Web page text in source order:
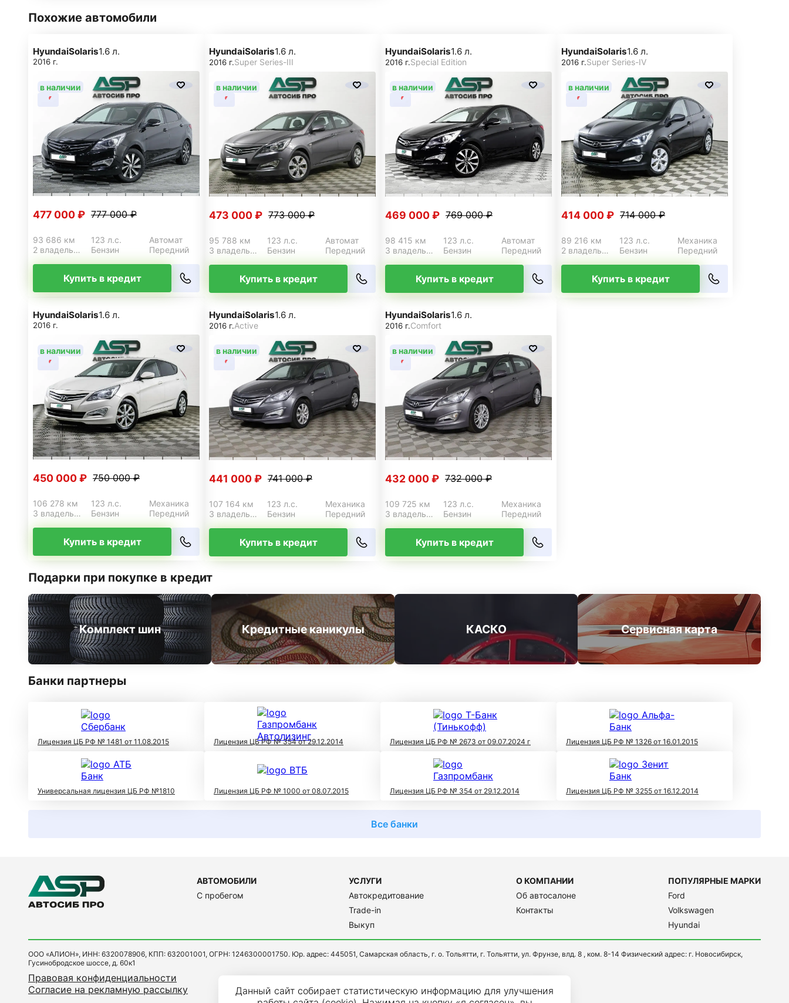
Похожие автомобили
в наличии
HyundaiSolaris1.6 л.
2016 г.
477 000 ₽ 777 000 ₽
93 686 км 123 л.с.
Автомат
2 владельца
Бензин Передний
Купить в кредит
в наличии
HyundaiSolaris1.6 л.
2016 г.Super Series-III
473 000 ₽ 773 000 ₽
95 788 км 123 л.с.
Автомат
3 владельца
Бензин Передний
Купить в кредит
в наличии
HyundaiSolaris1.6 л.
2016 г.Special Edition
469 000 ₽ 769 000 ₽
98 415 км 123 л.с.
Автомат
3 владельца
Бензин Передний
Купить в кредит
в наличии
HyundaiSolaris1.6 л.
2016 г.Super Series-IV
414 000 ₽ 714 000 ₽
89 216 км 123 л.с.
Механика
2 владельца
Бензин Передний
Купить в кредит
в наличии
HyundaiSolaris1.6 л.
2016 г.
450 000 ₽ 750 000 ₽
106 278 км 123 л.с.
Механика
3 владельца
Бензин Передний
Купить в кредит
в наличии
HyundaiSolaris1.6 л.
2016 г.Active
441 000 ₽ 741 000 ₽
107 164 км 123 л.с.
Механика
3 владельца
Бензин Передний
Купить в кредит
в наличии
HyundaiSolaris1.6 л.
2016 г.Comfort
432 000 ₽ 732 000 ₽
109 725 км 123 л.с.
Механика
3 владельца
Бензин Передний
Купить в кредит
Подарки при покупке в кредит
Комплект шин Кредитные каникулы КАСКО Сервисная карта
Банки партнеры
Лицензия ЦБ РФ № 1481 от 11.08.2015 Лицензия ЦБ РФ № 354 от 29.12.2014 Лицензия ЦБ РФ № 2673 от 09.07.2024 г Лицензия ЦБ РФ № 1326 от 16.01.2015
Универсальная лицензия ЦБ РФ №1810 Лицензия ЦБ РФ № 1000 от 08.07.2015 Лицензия ЦБ РФ № 354 от 29.12.2014 Лицензия ЦБ РФ № 3255 от 16.12.2014
Все банки
АВТОМОБИЛИ
C пробегом
УСЛУГИ
Автокредитование
Trade-in
Выкуп
О КОМПАНИИ
Об автосалоне
Контакты
ПОПУЛЯРНЫЕ МАРКИ
Ford
Volkswagen
Hyundai
ООО «АЛИОН», ИНН: 6320078906, КПП: 632001001, ОГРН: 1246300001750. Юр. адрес: 445051, Самарская область, г. о. Тольятти, г. Тольятти, ул. Фрунзе, влд. 8 , ком. 8-14 Физический адрес: г. Новосибирск,
Гусинобродское шоссе, д. 60к1
Правовая конфиденциальности
Согласие на рекламную рассылку
Данный сайт собирает статистическую информацию для улучшения